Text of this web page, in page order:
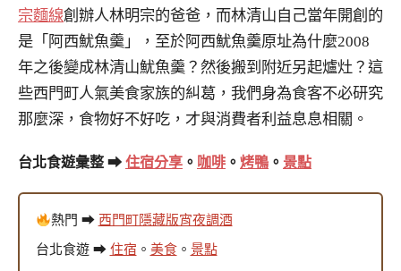
宗麵線創辦人林明宗的爸爸，而林清山自己當年開創的
是「阿西魷魚羹」，至於阿西魷魚羹原址為什麼2008
年之後變成林清山魷魚羹？然後搬到附近另起爐灶？這
些西門町人氣美食家族的糾葛，我們身為食客不必研究
那麼深，食物好不好吃，才與消費者利益息息相關。
台北食遊彙整 ➡ 住宿分享 。 咖啡 。 烤鴨 。 景點
熱門 ➡ 西門町隱藏版宵夜調酒
台北食遊 ➡ 住宿 。 美食。 景點